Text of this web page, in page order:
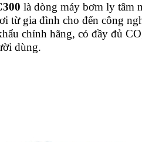
là dòng máy bơm ly tâm
từ gia đình cho đến công
chính hãng, có đầy đủ
dùng.